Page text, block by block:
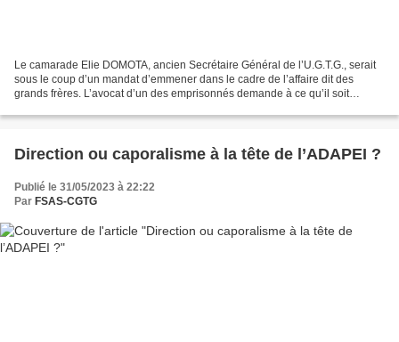
Le camarade Elie DOMOTA, ancien Secrétaire Général de l’U.G.T.G., serait
sous le coup d’un mandat d’emmener dans le cadre de l’affaire dit des
grands frères. L’avocat d’un des emprisonnés demande à ce qu’il soit
Direction ou caporalisme à la tête de l’ADAPEI ?
Publié le 31/05/2023 à 22:22
Par FSAS-CGTG